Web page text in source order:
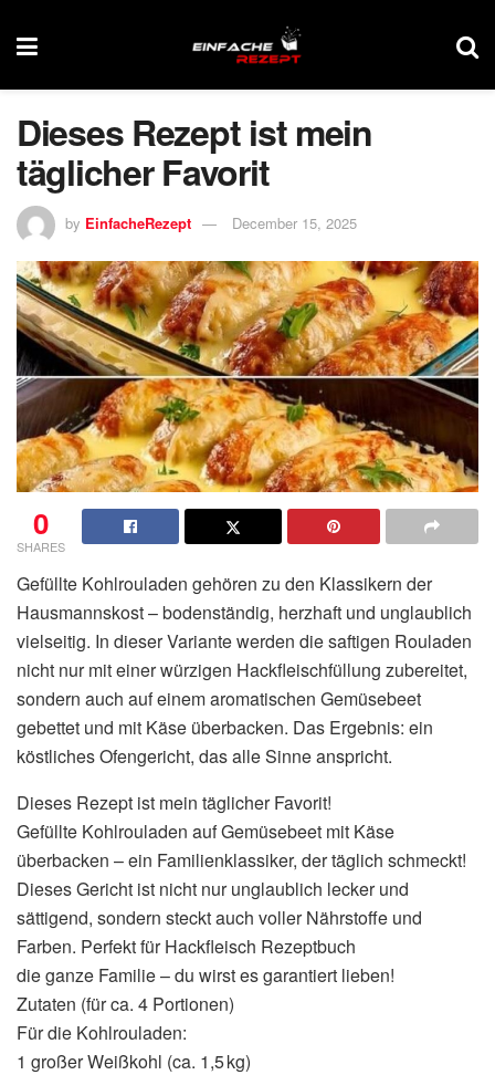
Dieses Rezept ist mein
täglicher Favorit
by EinfacheRezept December 15, 2025
0
SHARES
Gefüllte Kohlrouladen gehören zu den Klassikern der
Hausmannskost – bodenständig, herzhaft und unglaublich
vielseitig. In dieser Variante werden die saftigen Rouladen
nicht nur mit einer würzigen Hackfleischfüllung zubereitet,
sondern auch auf einem aromatischen Gemüsebeet
gebettet und mit Käse überbacken. Das Ergebnis: ein
köstliches Ofengericht, das alle Sinne anspricht.
Dieses Rezept ist mein täglicher Favorit!
Gefüllte Kohlrouladen auf Gemüsebeet mit Käse
überbacken – ein Familienklassiker, der täglich schmeckt!
Dieses Gericht ist nicht nur unglaublich lecker und
sättigend, sondern steckt auch voller Nährstoffe und
Farben. Perfekt für Hackfleisch Rezeptbuch
die ganze Familie – du wirst es garantiert lieben!
Zutaten (für ca. 4 Portionen)
Für die Kohlrouladen:
1 großer Weißkohl (ca. 1,5 kg)